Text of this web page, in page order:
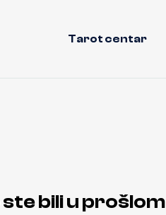
Tarot centar
bili u prošlom